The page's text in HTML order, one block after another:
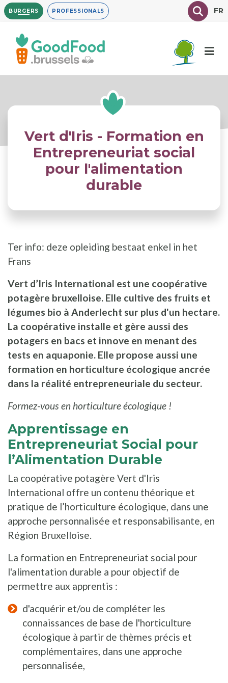
Overslaan
en
inhoud
gaan
BURGERS PROFESSIONALS TexteFR
Vert d'Iris - Formation en
Entrepreneuriat social
pour l'alimentation
durable
Ter info: deze opleiding bestaat enkel in het
Frans
Vert d’Iris International est une coopérative
potagère bruxelloise. Elle cultive des fruits et
légumes bio à Anderlecht sur plus d'un hectare.
La coopérative installe et gère aussi des
potagers en bacs et innove en menant des
tests en aquaponie. Elle propose aussi une
formation en horticulture écologique ancrée
dans la réalité entrepreneuriale du secteur.
Formez-vous en horticulture écologique !
Apprentissage en
Entrepreneuriat Social pour
l’Alimentation Durable
La coopérative potagère Vert d'Iris
International offre un contenu théorique et
pratique de l’horticulture écologique, dans une
approche personnalisée et responsabilisante, en
Région Bruxelloise.
La formation en Entrepreneuriat social pour
l'alimentation durable a pour objectif de
permettre aux apprentis :
d'acquérir et/ou de compléter les
connaissances de base de l'horticulture
écologique à partir de thèmes précis et
complémentaires, dans une approche
personnalisée,